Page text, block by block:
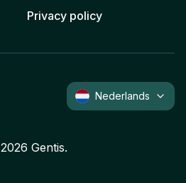
Privacy policy
2026 Gentis.
Nederlands